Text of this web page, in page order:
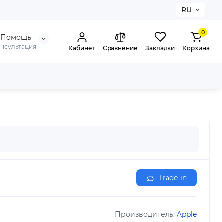
RU
Помощь
Кабинет Сравнение Закладки
0
Корзина
Trade-in
Производитель: Apple